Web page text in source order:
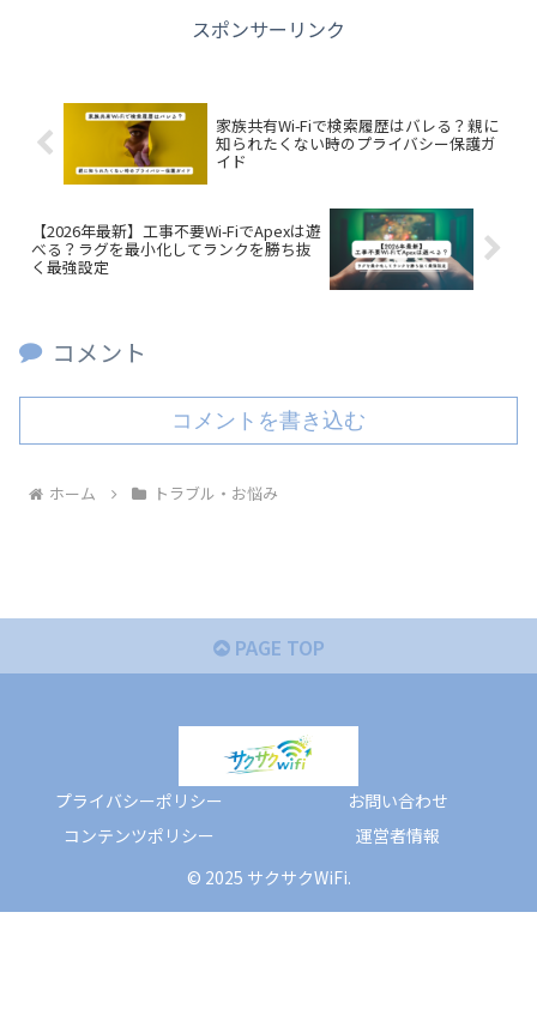
スポンサーリンク
家族共有Wi-Fiで検索履歴はバレる？親に
知られたくない時のプライバシー保護ガ
イド
【2026年最新】工事不要Wi-FiでApexは遊
べる？ラグを最小化してランクを勝ち抜
く最強設定
コメント
コメントを書き込む
ホーム トラブル・お悩み
PAGE TOP
プライバシーポリシー
お問い合わせ
コンテンツポリシー
運営者情報
© 2025 サクサクWiFi.